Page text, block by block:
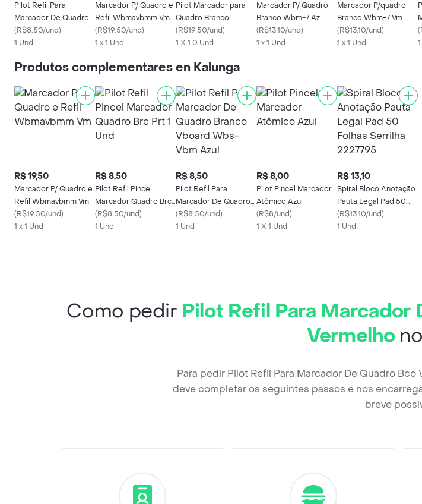
Pilot Refil Para
Marcador De Quadro
Branco Vboard Wbs-
Vbm Azul
(R$8.50/und)
1 Und
Marcador P/ Quadro e
Refil Wbmavbmm Vm
(R$19.50/und)
1 x 1 Und
Pilot Marcador para
Quadro Branco
Recarregável
(R$19.50/und)
1 X 1.0 Und
Marcador P/ Quadro
Branco Wbm-7 Az
Pilot
(R$13.10/und)
1 x 1 Und
Marcador P/quadro
Branco Wbm-7 Vm
Pilot
(R$13.10/und)
1 x 1 Und
(
Produtos complementares en Kalunga
R$ 19,50
Marcador P/ Quadro e
Refil Wbmavbmm Vm
(R$19.50/und)
1 x 1 Und
R$ 8,50
Pilot Refil Pincel
Marcador Quadro Brc
Prt 1 Und
(R$8.50/und)
1 Und
R$ 8,50
Pilot Refil Para
Marcador De Quadro
Branco Vboard Wbs-
Vbm Azul
(R$8.50/und)
1 Und
R$ 8,00
Pilot Pincel Marcador
Atômico Azul
(R$8/und)
1 X 1 Und
R$ 13,10
Spiral Bloco Anotação
Pauta Legal Pad 50
Folhas Serrilha
2227795
(R$13.10/und)
1 Und
Como pedir Pilot Refil Para
Vermelho
Para pedir Pilot Refil Para Marcador De Quadro
deve completar os seguintes passos e nos
breve